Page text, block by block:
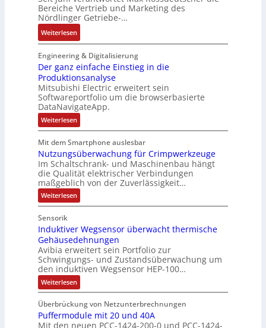
a
u
:
P
o
s
i
t
i
v
e
M
o
m
e
n
t
a
f
n
a
h
m
e
,
g
e
p
e
r
a
t
o
F
a
b
r
k
t
e
c
h
n
i
k
-
G
e
s
h
ä
f
t
f
h
r
e
r
z
u
m
V
o
s
a
u
l
t
S
y
s
t
è
m
s
:
Q
2
-
E
e
b
n
i
s
s
e
b
Bereiche Vertrieb und Marketing des
Nördlinger Getriebe-…
Weiterlesen:
N
e
u
e
r
V
e
r
t
r
i
e
b
s
-
d
M
a
r
e
t
i
n
Engineering & Digitalisierung
Der ganz einfache Einstieg in die
Produktionsanalyse
Mitsubishi Electric erweitert sein
Softwareportfolio um die browserbasierte
DataNavigateApp.
Weiterlesen:
D
r
g
a
n
z
e
i
n
c
h
e
E
i
n
s
t
i
e
g
i
Mit dem Smartphone auslesbar
Nutzungsüberwachung für Crimpwerkzeuge
Im Schaltschrank- und Maschinenbau hängt
die Qualität elektrischer Verbindungen
maßgeblich von der Zuverlässigkeit…
Weiterlesen:
N
z
u
n
g
s
ü
b
e
r
w
a
c
Sensorik
Induktiver Wegsensor überwacht thermische
Gehäusedehnungen
Avibia erweitert sein Portfolio zur
Schwingungs- und Zustandsüberwachung um
den induktiven Wegsensor HEP-100…
Weiterlesen:
I
d
u
k
Überbrückung von Netzunterbrechnungen
Puffermodule mit 20 und 40A
Mit den neuen PCC-1424-200-0 und PCC-1424-